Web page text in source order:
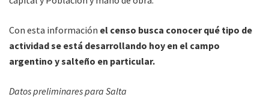
Con esta información el censo busca conocer qué tipo de
actividad se está desarrollando hoy en el campo
argentino y salteño en particular.
Datos preliminares para Salta